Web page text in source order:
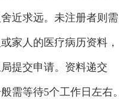
近求远。未注册者则需
家人的医疗病历资料，
提交申请。资料递交
需等待5个工作日左右。